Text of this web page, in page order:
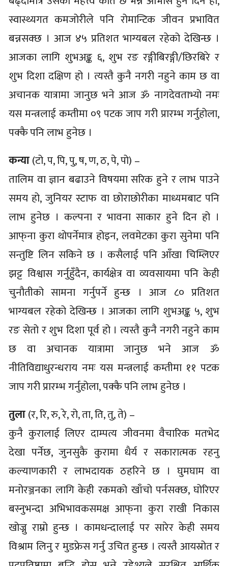
स्वास्थ्यगत कमजोरीले पनि रोमान्टिक जीवन प्रभावित
बन्नसक्छ । आज ४५ प्रतिशत भाग्यबल रहेको देखिन्छ ।
आजका लागि शुभअङ्क ६, शुभ रङ रङ्गीबिरङ्गी/छिरबिरे र
शुभ दिशा दक्षिण हो । त्यस्तै कुनै नगरी नहुने काम छ वा
अचानक यात्रामा जानुछ भने आज ॐ नागदेवताभ्यो नमः
यस मन्त्रलाई कम्तीमा ०९ पटक जाप गरी प्रारम्भ गर्नुहोला,
पक्कै पनि लाभ हुनेछ ।
कन्या(टो, प, पि, पु, ष, ण, ठ, पे, पो) –
तालिम वा ज्ञान बढाउने विषयमा सरिक हुने र लाभ पाउने
समय हो, जुनियर स्टाफ वा छोराछोरीका माध्यमबाट पनि
लाभ हुनेछ । कल्पना र भावना साकार हुने दिन हो ।
आफ्‌ना कुरा थोपर्नेमात्र होइन, लवमेटका कुरा सुनेमा पनि
सन्तुष्टि लिन सकिने छ । कसैलाई पनि आँखा चिम्लिएर
झट्ट विश्वास गर्नुहुँदैन, कार्यक्षेत्र वा व्यवसायमा पनि केही
चुनौतीको सामना गर्नुपर्ने हुन्छ । आज ८० प्रतिशत
भाग्यबल रहेको देखिन्छ । आजका लागि शुभअङ्क ५, शुभ
रङ सेतो र शुभ दिशा पूर्व हो । त्यस्तै कुनै नगरी नहुने काम
छ वा अचानक यात्रामा जानुछ भने आज ॐ
नीतिविद्याधुरन्धराय नमः यस मन्त्रलाई कम्तीमा ११ पटक
जाप गरी प्रारम्भ गर्नुहोला, पक्कै पनि लाभ हुनेछ ।
तुला(र, रि, रु, रे, रो, ता, ति, तु, ते) –
कुनै कुरालाई लिएर दाम्पत्य जीवनमा वैचारिक मतभेद
देखा पर्नेछ, जुनसुकै कुरामा धैर्य र सकारात्मक रहनु
कल्याणकारी र लाभदायक ठहरिने छ । घुमघाम वा
मनोरञ्जनका लागि केही रकमको खाँचो पर्नसक्छ, घोरिएर
बस्नुभन्दा अभिभावकसमक्ष आफ्‌ना कुरा राखी निकास
खोज्नु राम्रो हुन्छ । कामधन्दालाई पर सारेर केही समय
विश्राम लिनु र मुडफ्रेस गर्नु उचित हुन्छ । त्यस्तै आयस्रोत र